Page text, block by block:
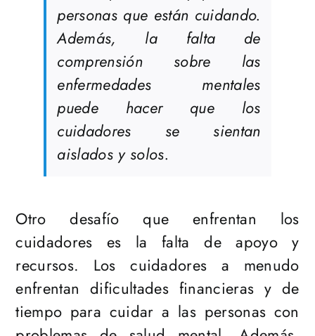
personas que están cuidando.
Además, la falta de
comprensión sobre las
enfermedades mentales
puede hacer que los
cuidadores se sientan
aislados y solos.
Otro desafío que enfrentan los
cuidadores es la falta de apoyo y
recursos. Los cuidadores a menudo
enfrentan dificultades financieras y de
tiempo para cuidar a las personas con